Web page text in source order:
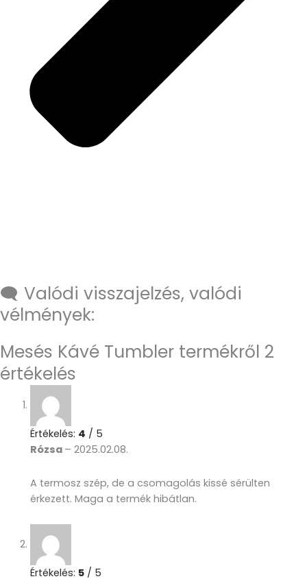
🗨️ Valódi visszajelzés, valódi
vélmények:
Mesés Kávé Tumbler termékről 2
értékelés
Értékelés: 4 / 5
Rózsa – 2025.02.08.
A termosz szép, de a csomagolás kissé sérülten
érkezett. Maga a termék hibátlan.
Értékelés: 5/ 5